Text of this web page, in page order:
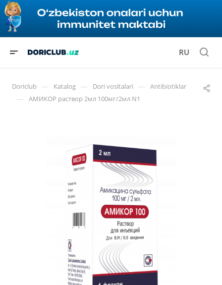
RU
Doriclub — Katalog — Dori vositalari — Antibiotiklar
— АМИКОР раствор 2мл 100мг/2мл N1